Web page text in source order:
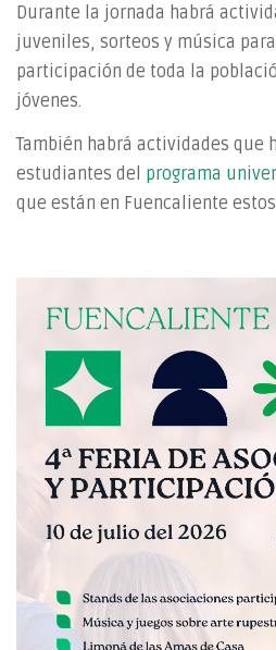
Durante la jornada habrá
juveniles, sorteos y música
participación de toda la
jóvenes.
También habrá actividades que
estudiantes del programa
que están en Fuencaliente estos